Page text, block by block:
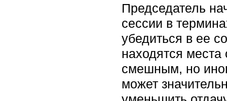
Председатель
сессии в
убедиться в ее
находятся
смешным, но
может